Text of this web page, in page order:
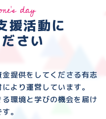
day
援活動に
さい
提供をしてくださる有志
より運営しています。
環境と 学びの機会を届け
。